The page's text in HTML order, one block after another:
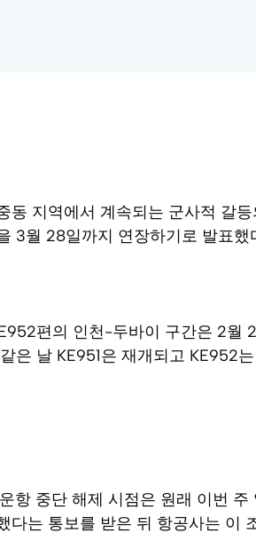
동 지역에서 계속되는 군사적 갈
3월 28일까지 연장하기로 발표했
편의 인천-두바이 구간은 2월
은 날 KE951은 재개되고 KE952
항 중단 해제 시점은 원래 이번
다는 통보를 받은 뒤 항공사는 이